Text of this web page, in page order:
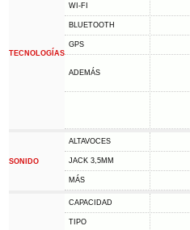
TECNOLOGÍAS
WI-FI
BLUETOOTH
GPS
ADEMÁS
SONIDO
ALTAVOCES
JACK 3,5MM
MÁS
CAPACIDAD
TIPO